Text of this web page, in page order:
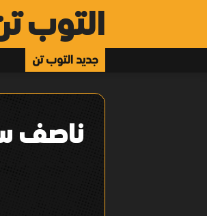
التوب
جديد التوب تن
ناصف